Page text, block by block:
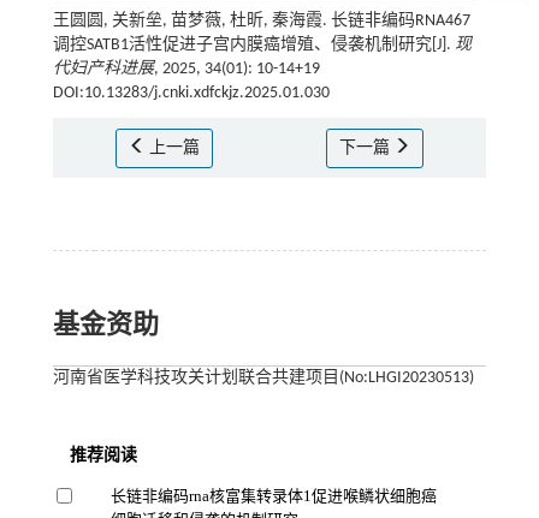
王圆圆, 关新垒, 苗梦薇, 杜昕, 秦海霞. 长链非编码RNA467
调控SATB1活性促进子宫内膜癌增殖、侵袭机制研究[J]. 现
代妇产科进展, 2025, 34(01): 10-14+19
DOI:10.13283/j.cnki.xdfckjz.2025.01.030
上一篇 下一篇
基金资助
河南省医学科技攻关计划联合共建项目(No:LHGI20230513)